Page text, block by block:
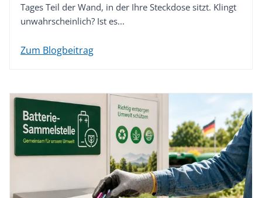
Tages Teil der Wand, in der Ihre Steckdose sitzt. Klingt
unwahrscheinlich? Ist es...
Zum Blogbeitrag